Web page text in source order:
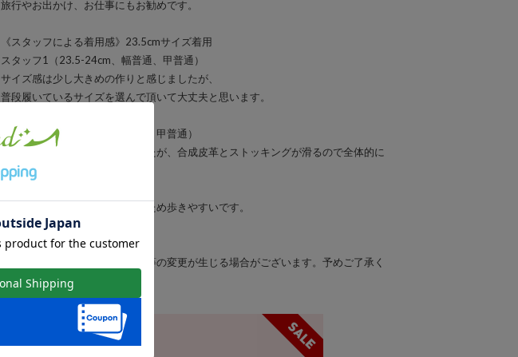
旅行やお出かけ、お仕事にもお勧めです。
《スタッフによる着用感》23.5cmサイズ着用
スタッフ1（23.5-24cm、幅普通、甲普通）
サイズ感は少し大きめの作りと感じましたが、
普段履いているサイズを選んで頂いて大丈夫と思います。
スタッフ2（23.5cm、幅小さめ、甲普通）
ストッキング着用で試着しましたが、合成皮革とストッキングが滑るので全体的に
大きく感じました。
甲が深く、ソールの反りが良いため歩きやすいです。
※画像の商品はサンプルです。
お届けする商品に仕様・サイズ等の変更が生じる場合がございます。予めご了承く
ださい。
期間限定セール